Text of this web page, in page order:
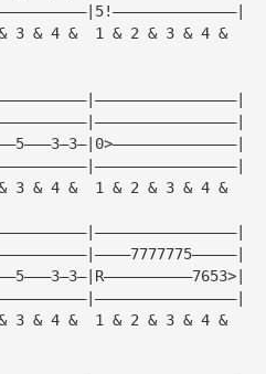
3 & 4 &  1 & 2 & 3 & 4 &
3 & 4 &  1 & 2 & 3 & 4 &
3 & 4 &  1 & 2 & 3 & 4 &